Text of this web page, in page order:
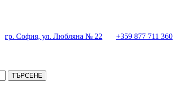
гр. София, ул. Любляна № 22 +359 877 711 360
ТЪРСЕНЕ